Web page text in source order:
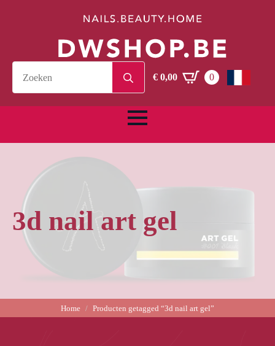
for:€0,00 0
3d nail art gel
Home Producten getagged “3d nail art gel”